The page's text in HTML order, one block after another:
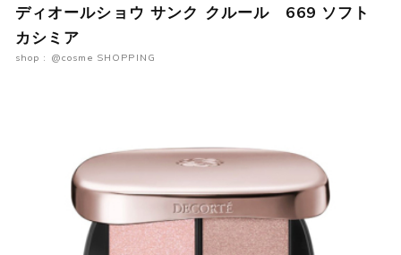
ディオールショウ サンク クルール 669 ソフト
カシミア
shop : @cosme SHOPPING